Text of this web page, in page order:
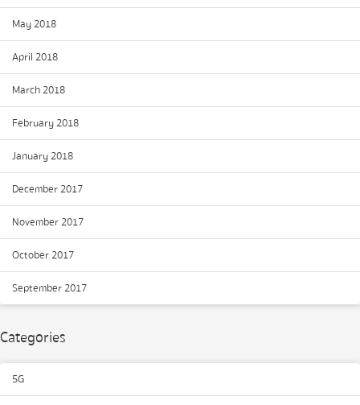
May 2018
April 2018
March 2018
February 2018
January 2018
December 2017
November 2017
October 2017
September 2017
Categories
5G